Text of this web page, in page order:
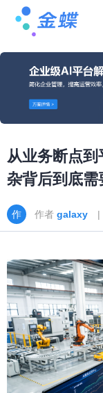
从业务断点
杂背后到底
作者 galaxy |